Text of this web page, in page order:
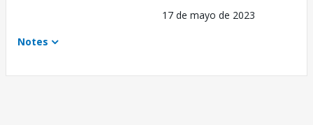
17 de mayo de 2023
Notes